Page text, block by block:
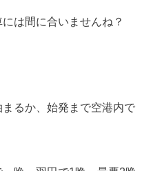
は間に合いませんね？
るか、始発まで空港内で